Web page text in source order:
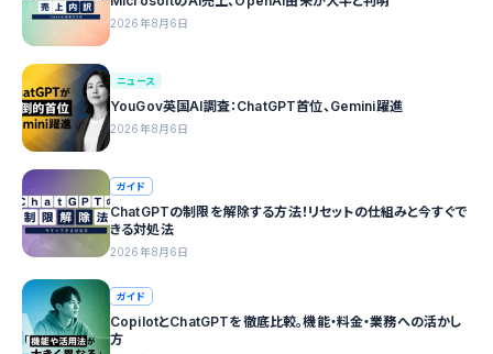
2026年8月6日
ニュース
YouGov英国AI調査：ChatGPT首位、Gemini躍進
2026年8月6日
ガイド
ChatGPTの制限を解除する方法！リセットの仕組みと今すぐで
きる対処法
2026年8月6日
ガイド
CopilotとChatGPTを徹底比較。機能・料金・業務への活かし
方